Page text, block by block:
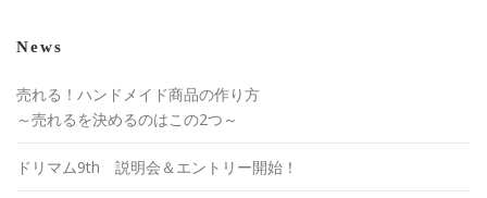
News
売れる！ハンドメイド商品の作り方
～売れるを決めるのはこの2つ～
ドリマム9th 説明会＆エントリー開始！